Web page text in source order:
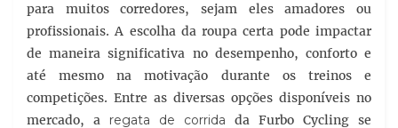
para muitos corredores, sejam eles amadores ou
profissionais. A escolha da roupa certa pode impactar
de maneira significativa no desempenho, conforto e
até mesmo na motivação durante os treinos e
competições. Entre as diversas opções disponíveis no
mercado, a regata de corrida da Furbo Cycling se